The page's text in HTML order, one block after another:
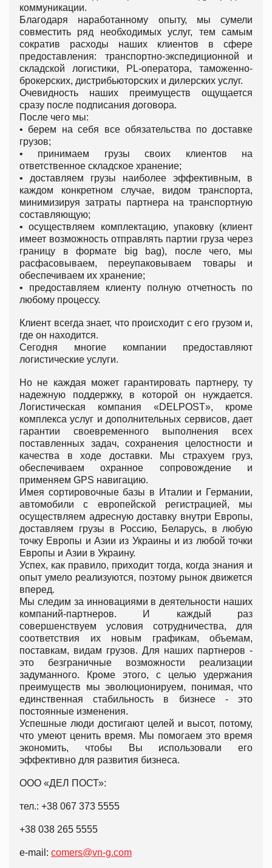
коммуникации.
Благодаря наработанному опыту, мы сумели
совместить ряд необходимых услуг, тем самым
сократив расходы наших клиентов в сфере
предоставления: транспортно-экспедиционной и
складской логистики, PL-оператора, таможенно-
брокерских, дистрибьюторских и дилерских услуг.
Очевидность наших преимуществ ощущается
сразу после подписания договора.
После чего мы:
• берем на себя все обязательства по доставке
грузов;
• принимаем грузы своих клиентов на
ответственное складское хранение;
• доставляем грузы наиболее эффективным, в
каждом конкретном случае, видом транспорта,
минимизируя затраты партнера на транспортную
составляющую;
• осуществляем комплектацию, упаковку (клиент
имеет возможность отправлять партии груза через
границу в формате big bag), после чего, мы
расфасовываем, переупаковываем товары и
обеспечиваем их хранение;
• предоставляем клиенту полную отчетность по
любому процессу.
Клиент всегда знает, что происходит с его грузом и,
где он находится.
Сегодня многие компании предоставляют
логистические услуги.
Но не каждая может гарантировать партнеру, ту
надежную поддержку, в которой он нуждается.
Логистическая компания «DELPOST», кроме
комплекса услуг и дополнительных сервисов, дает
гарантии своевременного выполнения всех
поставленных задач, сохранения целостности и
качества в ходе доставки. Мы страхуем груз,
обеспечиваем охранное сопровождение и
применяем GPS навигацию.
Имея сортировочные базы в Италии и Германии,
автомобили с европейской регистрацией, мы
осуществляем адресную доставку внутри Европы,
доставляем грузы в Россию, Беларусь, в любую
точку Европы и Азии из Украины и из любой точки
Европы и Азии в Украину.
Успех, как правило, приходит тогда, когда знания и
опыт умело реализуются, поэтому рынок движется
вперед.
Мы следим за инновациями в деятельности наших
компаний-партнеров. И каждый раз
совершенствуем условия сотрудничества, для
соответствия их новым графикам, объемам,
поставкам, видам грузов. Для наших партнеров -
это безграничные возможности реализации
задуманного. Кроме этого, с целью удержания
преимуществ мы эволюционируем, понимая, что
единственная стабильность в бизнесе - это
постоянные изменения.
Успешные люди достигают целей и высот, потому,
что умеют ценить время. Мы помогаем это время
экономить, чтобы Вы использовали его
эффективно для развития бизнеса.
ООО «ДЕЛ ПОСТ»:
тел.: +38 067 373 5555
+38 038 265 5555
e-mail: comers@vn-g.com